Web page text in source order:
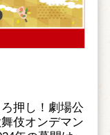
押し！劇場公
伎オンデマン